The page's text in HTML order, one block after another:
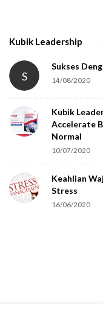
Kubik Leadership
S
Sukses
14/08/2020
Kubik
Accelerate
Normal
10/07/2020
Keahlian
Stress
16/06/2020